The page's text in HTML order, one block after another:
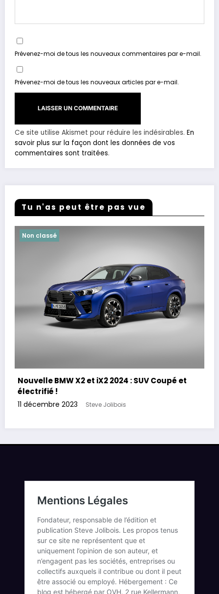
Prévenez-moi de tous les nouveaux commentaires par e-mail.
Prévenez-moi de tous les nouveaux articles par e-mail.
Ce site utilise Akismet pour réduire les indésirables. En
savoir plus sur la façon dont les données de vos
commentaires sont traitées.
Tu n'as peut être pas vue
Non classé
Nouvelle BMW X2 et iX2 2024 : SUV Coupé et
électrifié !
11 décembre 2023 Steve Jolibois